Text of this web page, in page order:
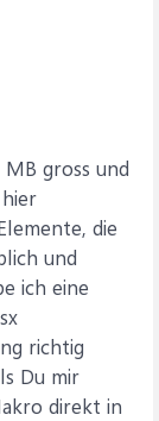
gross und
die
und
ich eine
richtig
Du mir
direkt in